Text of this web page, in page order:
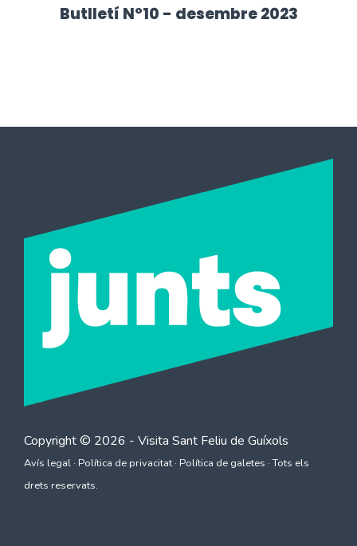
Butlletí Nº10 - desembre 2023
Copyright © 2026 - Visita Sant Feliu de Guíxols
Avís legal · Política de privacitat · Política de galetes · Tots els
drets reservats.